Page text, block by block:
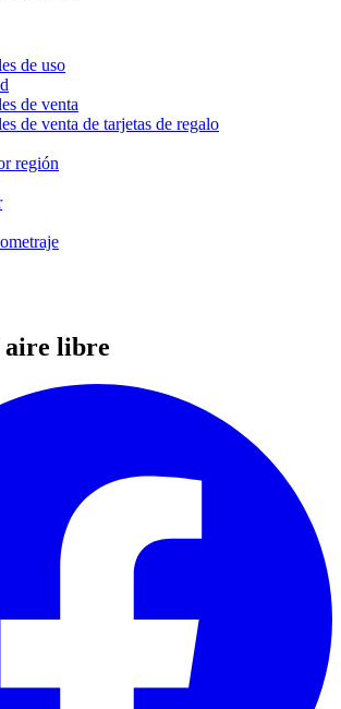
de uso
de venta
de venta de tarjetas de regalo
región
aire libre